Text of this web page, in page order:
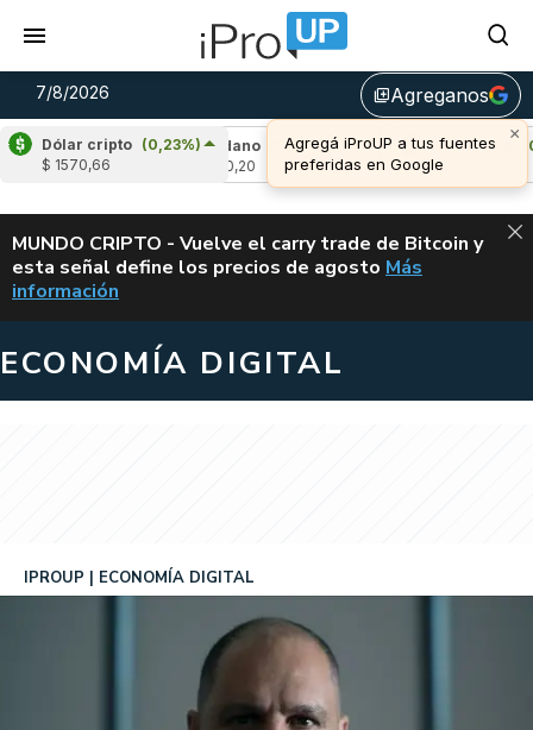
7/8/2026 library_addAgreganos
×
Agregá iProUP a tus fuentes
preferidas en Google
Dólar cripto (0,23%)
$ 1570,66
Cardano
(5,79%)
Avalanche
u$s 6,45
ALERTA
MUNDO CRIPTO - Vuelve el carry trade de Bitcoin y
esta señal define los precios de agosto VUELVE EL
Más
información
ECONOMÍA DIGITAL
IPROUP ECONOMÍA DIGITAL